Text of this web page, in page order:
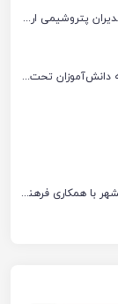
غبارروبی مزار شهدا در ماهشهر با حضور مدیران پتروشیمی اروند و مسئولان شهری
پتروشیمی اروند ۹۸۵ بسته نوشت‌افزار به دانش‌آموزان تحت پوشش کمیته امداد بندرماهشهر اهدا کرد
سمینارهای فرهنگی و آموزشی در بندرماهشهر با همکاری فرهنگ‌سرای پتروشیمی مارون